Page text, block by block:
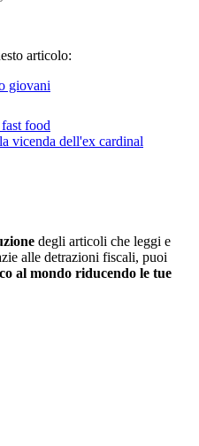
articolo:
giovani
food
vicenda dell'ex cardinal
degli articoli che leggi e
alle detrazioni fiscali, puoi
al mondo riducendo le tue